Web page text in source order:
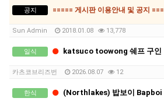
공지 ===== 게시판 이용안내 및 공지
Sun Admin 2018.01.08 13,778
일식 katsuco toowong 쉐프 구인
카츠코브리즈번 2026.08.07 12
한식 (Northlakes) 밥보이 Bapboi 에서 주방